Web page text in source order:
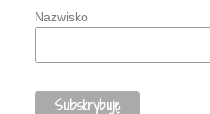
Nazwisko